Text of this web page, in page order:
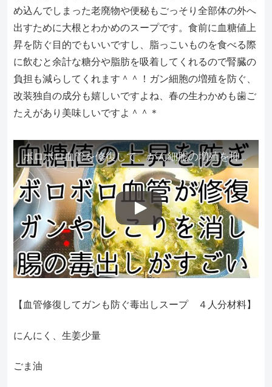
め込んでしまった老廃物や便秘もごっそり全部体の外へ
出すために大根とわかめのスープです。食前に血糖値上
昇を防ぐ目的でもいいですし、脂っこいものを食べる際
に飲むと余計な糖分や脂肪を吸着してくれるので腎臓の
負担も減らしてくれます＾＾！ガン細胞の増殖を防ぐ、
改装独自の成分も嬉しいですよね、春の生わかめも歯ご
たえがあり美味しいですよ＾＾＊
ボロボロ血管を修復して、がん細胞の増殖を抑える毒出しスープを作りました。
【血管修復してガンも防ぐ毒出しスープ ４人分材料】
にんにく、生姜少量
ごま油